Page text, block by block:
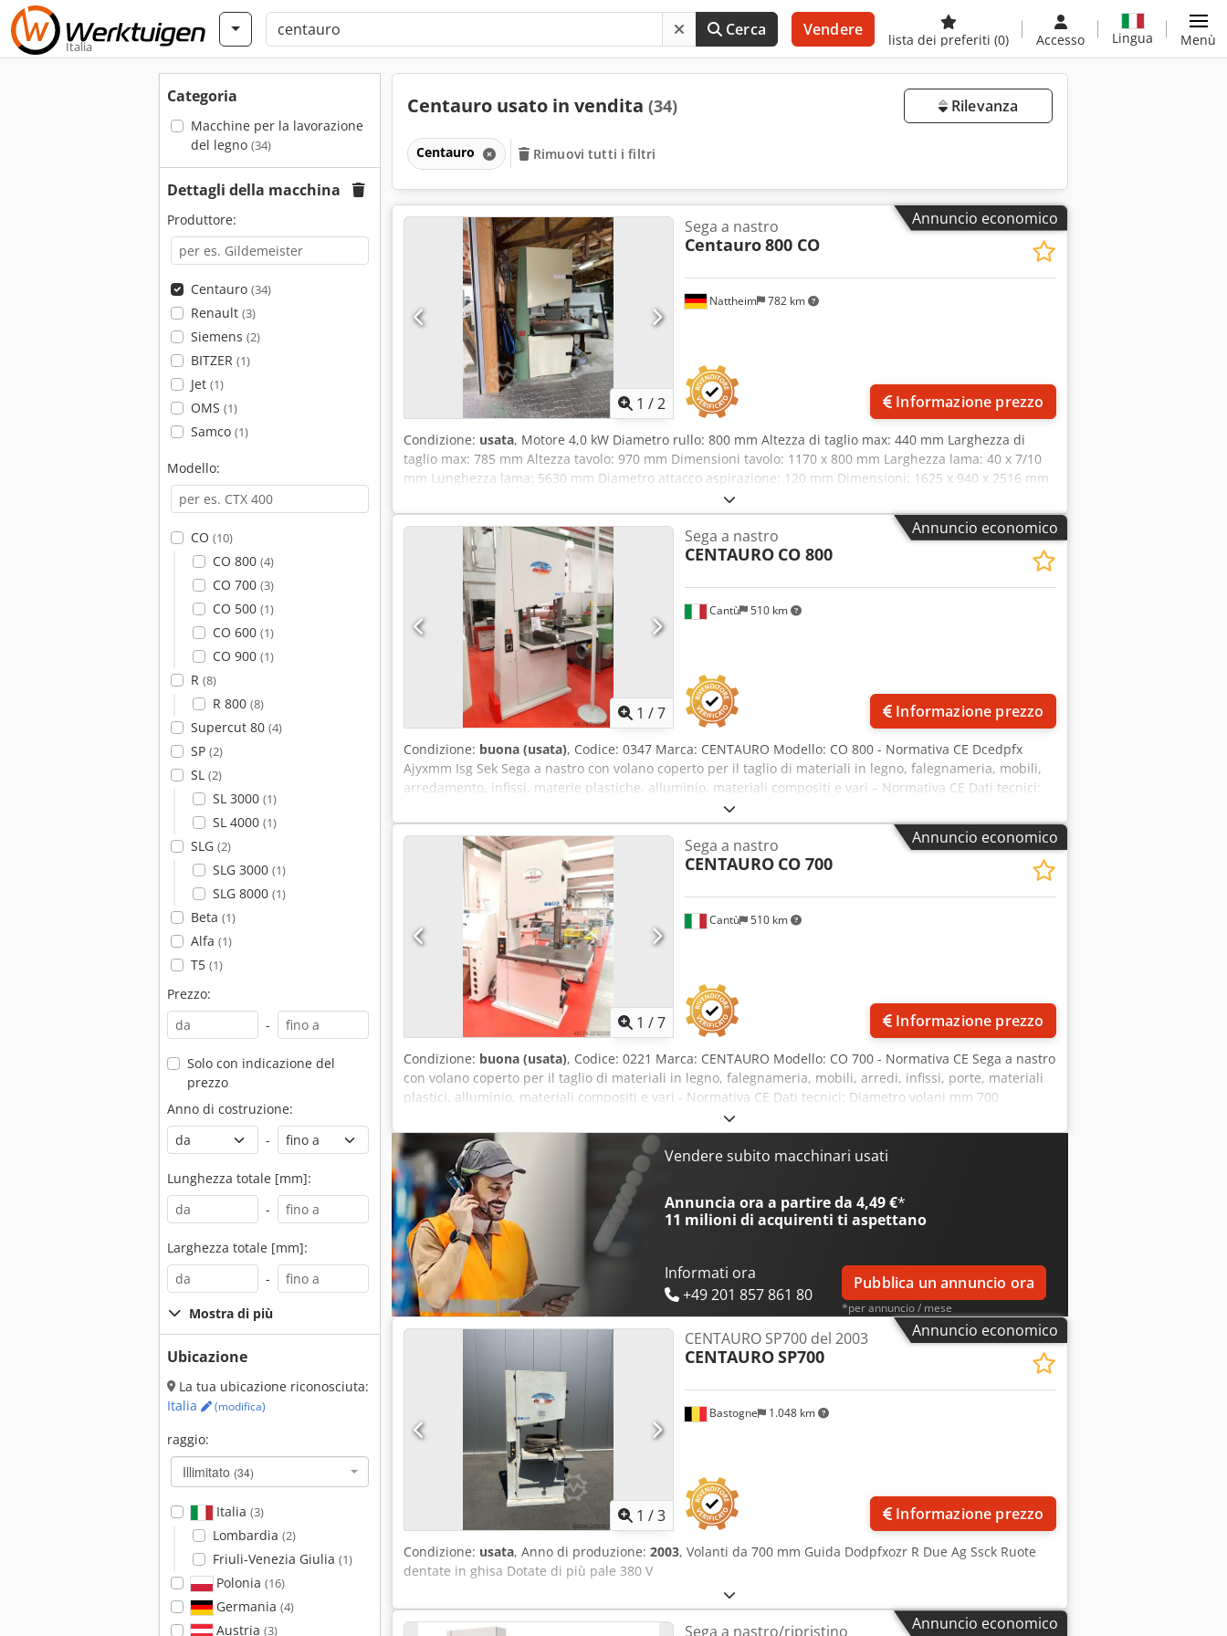
Italia
Cerca Vendere
lista dei preferiti (0) Accesso Lingua Menù
Categoria
Macchine per la lavorazione
del legno (34)
Dettagli della macchina
Produttore:
Centauro (34)
Renault (3)
Siemens (2)
BITZER (1)
Jet (1)
OMS (1)
Samco (1)
Modello:
CO (10)
CO 800 (4)
CO 700 (3)
CO 500 (1)
CO 600 (1)
CO 900 (1)
R (8)
R 800 (8)
Supercut 80 (4)
SP (2)
SL (2)
SL 3000 (1)
SL 4000 (1)
SLG (2)
SLG 3000 (1)
SLG 8000 (1)
Beta (1)
Alfa (1)
T5 (1)
Prezzo:
-
Solo con indicazione del
prezzo
Anno di costruzione:
-
Lunghezza totale [mm]:
-
Larghezza totale [mm]:
-
Mostra di più
Ubicazione
La tua ubicazione riconosciuta:
Italia
(modifica)
raggio:
Illimitato (34)
Italia (3)
Lombardia (2)
Friuli-Venezia Giulia (1)
Polonia (16)
Germania (4)
Austria (3)
Centauro usato in vendita (34) Rilevanza
Centauro Rimuovi tutti i filtri
Annuncio economico
1 /2
Nattheim 782 km
Sega a nastro
Centauro800 CO
Informazione prezzo
Condizione: usata, Motore 4,0 kW Diametro rullo: 800 mm Altezza di taglio max: 440 mm Larghezza di
taglio max: 785 mm Altezza tavolo: 970 mm Dimensioni tavolo: 1170 x 800 mm Larghezza lama: 40 x 7/10
mm Lunghezza lama: 5630 mm Diametro attacco aspirazione: 120 mm Dimensioni: 1625 x 940 x 2516 mm
Peso: 650 kg Ubicazione: Nattheim Dcjdpfx Agewayzbo Sok
Annuncio economico
1 /7
Cantù 510 km
Sega a nastro
CENTAURO CO 800
Informazione prezzo
Condizione: buona (usata), Codice: 0347 Marca: CENTAURO Modello: CO 800 - Normativa CE Dcedpfx
Ajyxmm Isg Sek Sega a nastro con volano coperto per il taglio di materiali in legno, falegnameria, mobili,
arredamento, infissi, materie plastiche, alluminio, materiali compositi e vari – Normativa CE Dati tecnici:
Diametro volano in ghisa: 800 mm Altezza max di taglio: 520 mm Altezza tavolo da terra: 960 mm
Dimensioni tavolo: 1170 x 800 mm Lunghezza max lama: 5670 mm Motore: 5,5 Hp Tavolo di lavoro
inclinabile Carter paraplama telescopico N° 2 bocche di aspirazione diametro 120 mm Dimensioni totali:
1550 x 850 x 2500 h mm Peso: 630 kg
Annuncio economico
1 /7
Cantù 510 km
Sega a nastro
CENTAURO CO 700
Informazione prezzo
Condizione: buona (usata), Codice: 0221 Marca: CENTAURO Modello: CO 700 - Normativa CE Sega a nastro
con volano coperto per il taglio di materiali in legno, falegnameria, mobili, arredi, infissi, porte, materiali
plastici, alluminio, materiali compositi e vari - Normativa CE Dati tecnici: Diametro volani mm 700
Larghezza volani mm 40 Altezza massima di taglio mm 435 Altezza piano da terra mm 940 Lunghezza
lama min/max 5040/5180 Potenza motore Hp 4 Diametro bocca di aspirazione mm 100 Tavolo inclinabile
Djdpfx Agozligzo Sjck Ingombro totale: mm 1350 x 800 x 2300 h Peso kg 400
Vendere subito macchinari usati
Annuncia ora a partire da 4,49 €*
11 milioni di acquirenti ti aspettano
Informati ora
+49 201 857 861 80
Pubblica un annuncio ora
*per annuncio / mese
Annuncio economico
1 /3
Bastogne 1.048 km
CENTAURO SP700 del 2003
CENTAUROSP700
Informazione prezzo
Condizione: usata, Anno di produzione: 2003, Volanti da 700 mm Guida Dodpfxozr R Due Ag Ssck Ruote
dentate in ghisa Dotate di più pale 380 V
Annuncio economico
Sega a nastro/ripristino